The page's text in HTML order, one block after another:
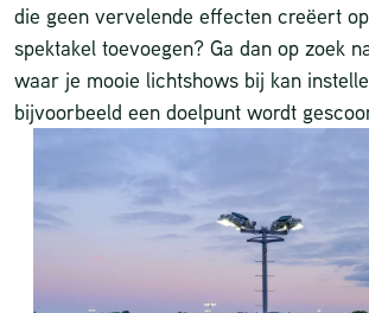
die geen vervelende effecten creëert
spektakel toevoegen? Ga dan op zoek
waar je mooie lichtshows bij kan
bijvoorbeeld een doelpunt wordt